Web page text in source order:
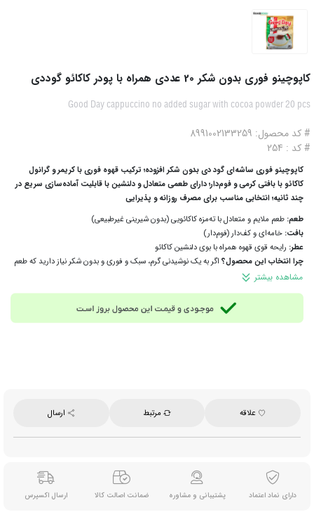
کاپوچینو فوری بدون شکر 20 عددی همراه با پودر کاکائو گوددی
Good Day cappuccino no added sugar with cocoa powder 20 pcs
# کد محصول: 8991002133259
# کد : 254
کاپوچینو فوری ساشه‌ای گود دی بدون شکر افزوده؛ ترکیب قهوه فوری با کریمر و گرانول
کاکائو با بافتی کرمی و فوم‌دار؛ دارای طعمی متعادل و دلنشین با قابلیت آماده‌سازی سریع در
چند ثانیه؛ انتخابی مناسب برای مصرف روزانه و پذیرایی
طعم: طعم ملایم و متعادل با ته‌مزه کاکائویی (بدون شیرینی غیرطبیعی)
بافت: خامه‌ای و کف‌دار (فوم‌دار)
عطر: رایحه قوی قهوه همراه با بوی دلنشین کاکائو
چرا انتخاب این محصول؟ اگر به یک نوشیدنی گرم، سبک و فوری و بدون شکر نیاز دارید که طعم
واقعی کاپوچینو را داشته باشد، این محصول دقیقاً همان انتخابی است که به آن نیاز دارید و خیلی
کریمر غیرلبنی (شربت گلوکز، روغن نارگیل هیدروژنه، کازئینات سدیم، تثبیت‌کننده و
امولسیفایر)، قهوه فوری، پودر کاکائو، طعم‌دهنده کاپوچینو و گرانول کاکائو
تعداد ساشه:20 عدد
محصول:اندونزی
مشاهده بیشتر
علاقه مرتبط ارسال
دارای نماد اعتماد پشتیبانی و مشاوره ضمانت اصالت کالا ارسال اکسپرس